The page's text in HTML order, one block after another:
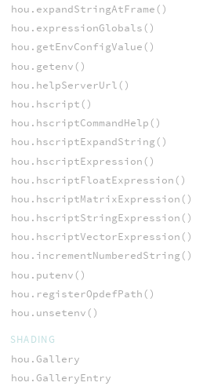
hou.expandStringAtFrame()
hou.expressionGlobals()
hou.getEnvConfigValue()
hou.getenv()
hou.helpServerUrl()
hou.hscript()
hou.hscriptCommandHelp()
hou.hscriptExpandString()
hou.hscriptExpression()
hou.hscriptFloatExpression()
hou.hscriptMatrixExpression()
hou.hscriptStringExpression()
hou.hscriptVectorExpression()
hou.incrementNumberedString()
hou.putenv()
hou.registerOpdefPath()
hou.unsetenv()
SHADING
hou.Gallery
hou.GalleryEntry